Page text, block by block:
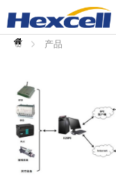
首
页 产品